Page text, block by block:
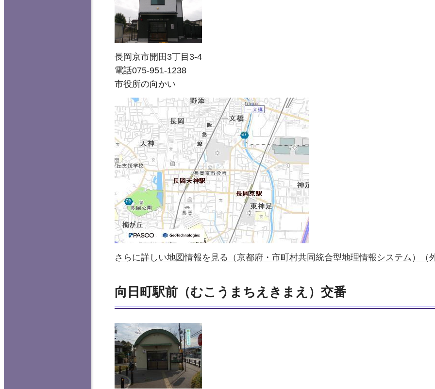
長岡京市開田3丁目3-4
電話075-951-1238
市役所の向かい
さらに詳しい地図情報を見る（京都府・市町村共同統合型地理情報システム）（
向日町駅前（むこうまちえきまえ）交番